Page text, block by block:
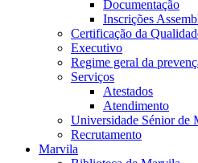
Documentação
Inscrições
Certificação da
Executivo
Regime geral da
Serviços
Atestados
Atendimento
Universidade Sénior de
Recrutamento
Marvila